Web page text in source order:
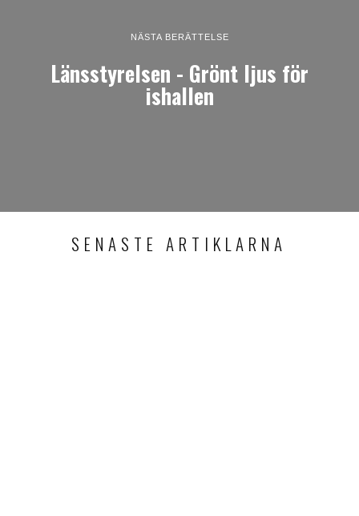
NÄSTA BERÄTTELSE
Länsstyrelsen - Grönt ljus för
ishallen
SENASTE ARTIKLARNA